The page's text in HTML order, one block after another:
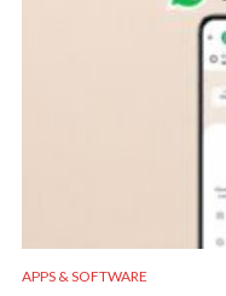
APPS & SOFTWARE